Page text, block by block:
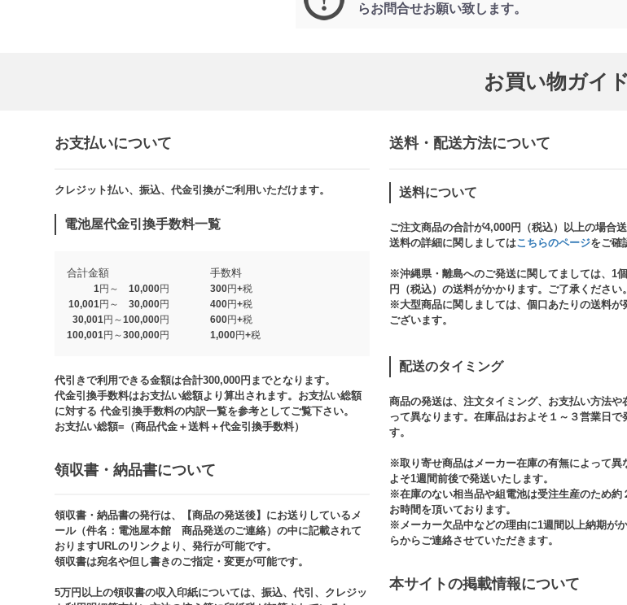
らお問合せお願い致します。
お買い物ガイド
お支払いについて
クレジット払い、振込、代金引換がご利用いただけます。​​
電池屋代金引換手数料一覧
合計金額 手数料
1円～ 10,000円
300円+税
10,001円～ 30,000円
400円+税
30,001円～100,000円
600円+税
100,001円～300,000円
1,000円+税​
代引きで利用できる金額は合計300,000円までとなります。
代金引換手数料はお支払い総額より算出されます。お支払い総額
に対する 代金引換手数料の内訳一覧を参考としてご覧下さい。​
お支払い総額=（商品代金＋送料＋代金引換手数料）​
領収書・納品書について​
領収書・納品書の発行は、【商品の発送後】にお送りしているメ
ール（件名：電池屋本館 商品発送のご連絡）の中に記載されて
おりますURLのリンクより、発行が可能です。
領収書は宛名や但し書きのご指定・変更が可能です。​​
5万円以上の領収書の収入印紙については、振込、代引、クレジッ
送料・配送方法について​
送料について
ご注文商品の合計が4,000円（税込）以上の場合
送料の詳細に関しましてはこちらのページをご確
※沖縄県・離島へのご発送に関してましては、1
円（税込）の送料がかかります。ご了承ください。
※大型商品に関しましては、個口あたりの送料が
ございます。​
配送のタイミング
商品の発送は、注文タイミング、お支払い方法や
って異なります。在庫品はおよそ１～３営業日で
す。​
※取り寄せ商品はメーカー在庫の有無によって異
よそ1週間前後で発送いたします。
※在庫のない相当品や組電池は受注生産のため約
お時間を頂いております。​
※メーカー欠品中などの理由に1週間以上納期が
らからご連絡させていただきます。
本サイトの掲載情報について​